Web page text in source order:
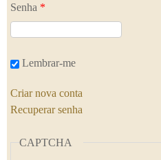
Senha *
Lembrar-me
Criar nova conta
Recuperar senha
CAPTCHA